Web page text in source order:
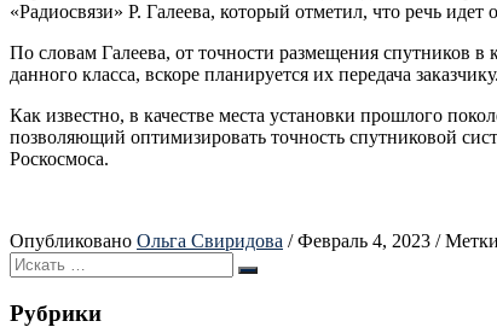
«Радиосвязи» Р. Галеева, который отметил, что речь
По словам Галеева, от точности размещения спутников
данного класса, вскоре планируется их передача заказчику.
Как известно, в качестве места установки прошлого
позволяющий оптимизировать точность спутниковой
Роскосмоса.
Опубликовано Ольга Свиридова / Февраль 4, 2023 /
Рубрики